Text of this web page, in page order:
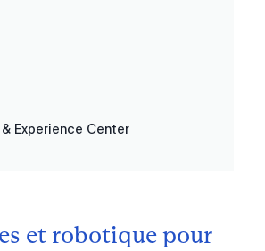
& Experience Center
et robotique pour